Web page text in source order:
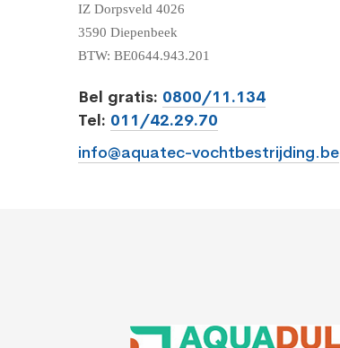
IZ Dorpsveld 4026
3590 Diepenbeek
BTW: BE0644.943.201
Bel gratis: 0800/11.134
Tel: 011/42.29.70
info@aquatec-vochtbestrijding.be